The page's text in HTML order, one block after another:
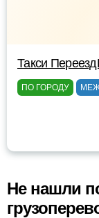
Такси
ПО ГОРОДУ
Не нашли